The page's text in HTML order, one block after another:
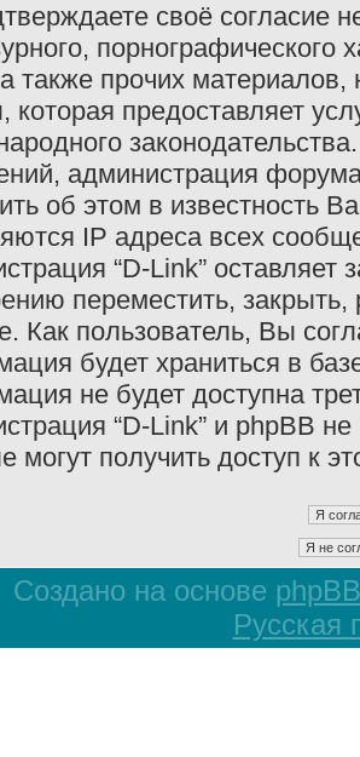
своё согласие
порнографического
также прочих
которая предоставляет
администрация
об этом в известность
IP адреса всех
“D-Link”
переместить,
Как пользователь, Вы
будет храниться в
не будет доступна
“D-Link” и phpBB
могут получить доступ к
Создано на основе phpBB
Русская